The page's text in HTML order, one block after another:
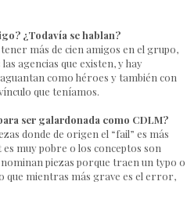
¿Todavía se hablan?
más de cien amigos en el grupo,
agencias que existen, y hay
como héroes y también con
que teníamos.
ser galardonada como CDLM?
donde de origen el “fail” es más
muy pobre o los conceptos son
piezas porque traen un typo o
que mientras más grave es el error,